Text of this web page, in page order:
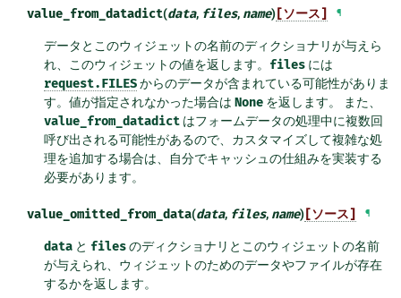
value_from_datadict(data, files, name)[ソース] ¶
データとこのウィジェットの名前のディクショナリが与えら
れ、このウィジェットの値を返します。 files には
request.FILESからのデータが含まれている可能性がありま
す。値が指定されなかった場合はNone を返します。 また、
value_from_datadict はフォームデータの処理中に複数回
呼び出される可能性があるので、カスタマイズして複雑な処
理を追加する場合は、自分でキャッシュの仕組みを実装する
必要があります。
value_omitted_from_data(data, files, name)[ソース] ¶
data と filesのディクショナリとこのウィジェットの名前
が与えられ、ウィジェットのためのデータやファイルが存在
するかを返します。